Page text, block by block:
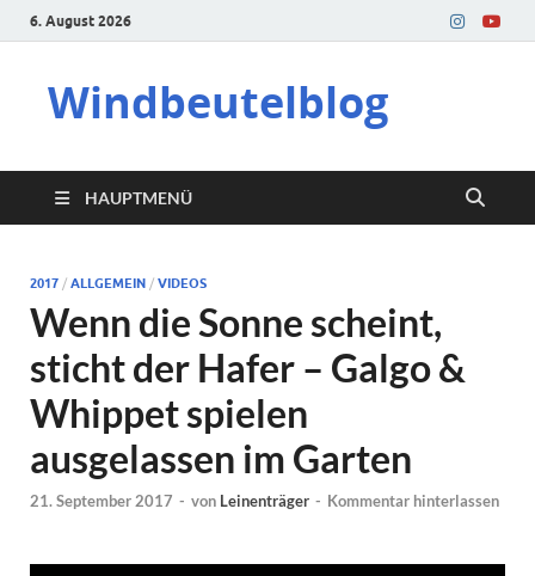
6. August 2026
Windbeutelblog
HAUPTMENÜ
2017 / ALLGEMEIN / VIDEOS
Wenn die Sonne scheint,
sticht der Hafer – Galgo &
Whippet spielen
ausgelassen im Garten
21. September 2017 - von Leinenträger - Kommentar hinterlassen